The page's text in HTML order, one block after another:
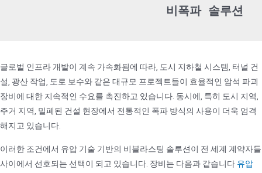
비폭파 솔루션
글로벌 인프라 개발이 계속 가속화됨에 따라, 도시 지하철 시스템, 터널 건
설, 광산 작업, 도로 보수와 같은 대규모 프로젝트들이 효율적인 암석 파괴
장비에 대한 지속적인 수요를 촉진하고 있습니다. 동시에, 특히 도시 지역,
주거 지역, 밀폐된 건설 현장에서 전통적인 폭파 방식의 사용이 더욱 엄격
해지고 있습니다.
이러한 조건에서 유압 기술 기반의 비블라스팅 솔루션이 전 세계 계약자들
사이에서 선호되는 선택이 되고 있습니다. 장비는 다음과 같습니다 유압